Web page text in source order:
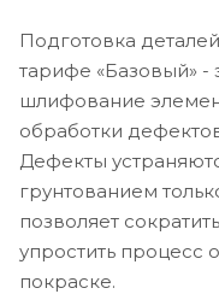
Подготовка
тарифе «Базовый» -
шлифование
обработки
Дефекты
грунтованием
позволяет
упростить процесс
покраске.